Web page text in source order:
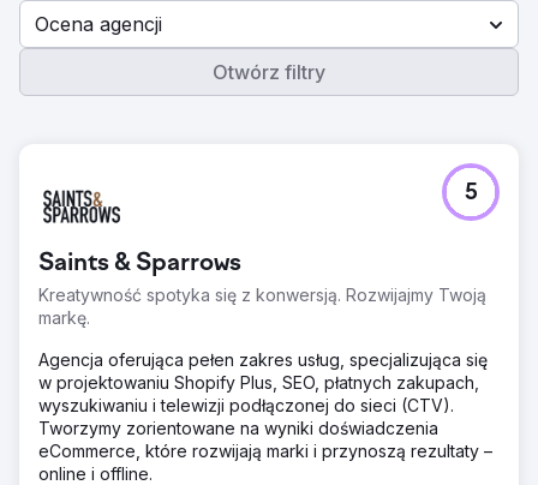
Ocena agencji
Otwórz filtry
Saints & Sparrows
Kreatywność spotyka się z konwersją. Rozwijajmy Twoją
markę.
5
Agencja oferująca pełen zakres usług, specjalizująca się
w projektowaniu Shopify Plus, SEO, płatnych zakupach,
wyszukiwaniu i telewizji podłączonej do sieci (CTV).
Tworzymy zorientowane na wyniki doświadczenia
eCommerce, które rozwijają marki i przynoszą rezultaty –
online i offline.